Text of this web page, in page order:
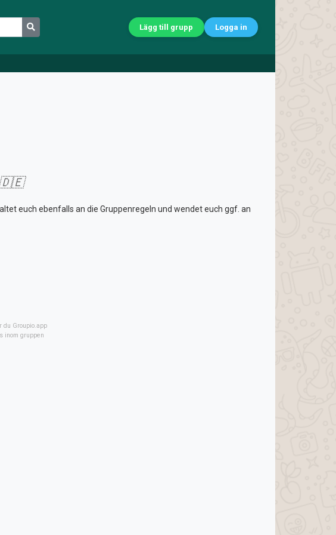
Lägg till grupp Logga in
euch ebenfalls an die Gruppenregeln und wendet euch ggf. an
du Groupio.app
inom gruppen